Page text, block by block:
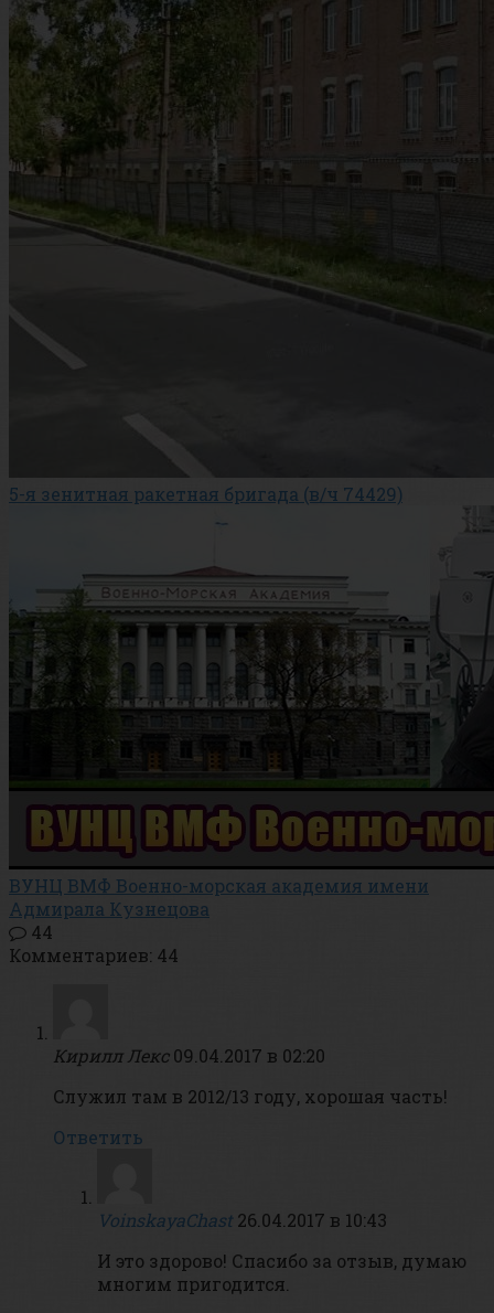
5-я зенитная ракетная бригада (в/ч 74429)
ВУНЦ ВМФ Военно-морская академия имени
Адмирала Кузнецова
44
Комментариев: 44
Кирилл Лекс 09.04.2017 в 02:20
Служил там в 2012/13 году, хорошая часть!
Ответить
VoinskayaChast 26.04.2017 в 10:43
И это здорово! Спасибо за отзыв, думаю
многим пригодится.